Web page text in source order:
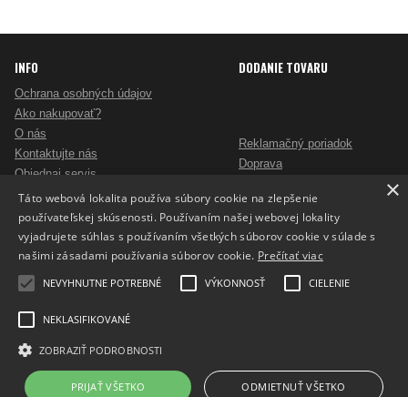
INFO DODANIE TOVARU
Ochrana osobných údajov
Ako nakupovať?
O nás
Kontaktujte nás
Objednaj servis
Pošlite mi ponuku
Ako vybrať skartovač?
Nezáväzný dopyt na reklamné predmety
Potlač reklamných predmetov
Cookies
Reklamačný poriadok
Doprava
Alternatívne riešenie sporov
Odstúpenie od zmluvy
Copyright 2017 - 2026 © ProfiKancelaria.sk
×
Táto webová lokalita používa súbory cookie na zlepšenie
používateľskej skúsenosti. Používaním našej webovej lokality
vyjadrujete súhlas s používaním všetkých súborov cookie v súlade s
našimi zásadami používania súborov cookie. Prečítať viac
NEVYHNUTNE POTREBNÉ VÝKONNOSŤ CIELENIE
NEKLASIFIKOVANÉ
ZOBRAZIŤ PODROBNOSTI
PRIJAŤ VŠETKO ODMIETNUŤ VŠETKO